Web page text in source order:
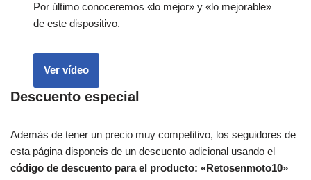
Por último conoceremos «lo mejor» y «lo mejorable»
de este dispositivo.
Ver vídeo
Descuento especial
Además de tener un precio muy competitivo, los seguidores de
esta página disponeis de un descuento adicional usando el
código de descuento para el producto: «Retosenmoto10»